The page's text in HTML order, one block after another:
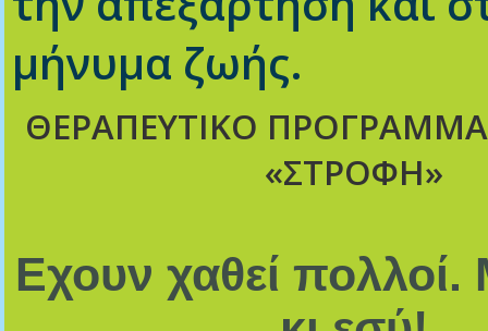
μήνυμα ζωής.
ΘΕΡΑΠΕΥΤΙΚΟ
«ΣΤΡΟΦΗ»
Εχουν χαθεί πολλοί.